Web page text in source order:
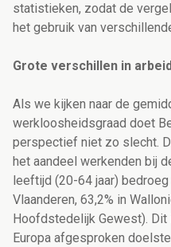
statistieken, zodat de
het gebruik van
Grote verschillen in
Als we kijken naar de
werkloosheidsgraad doet
perspectief niet zo slecht.
het aandeel werkenden bij
leeftijd (20-64 jaar)
Vlaanderen, 63,2% in
Hoofdstedelijk Gewest).
Europa afgesproken